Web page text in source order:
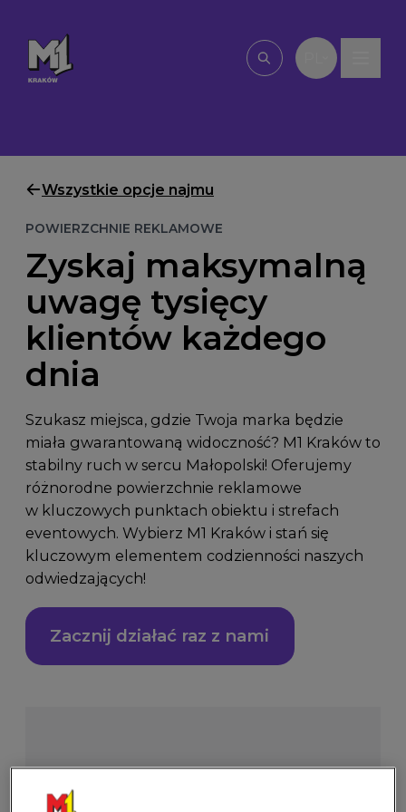
Wpisz, czego
Wszystkie opcje najmu
POWIERZCHNIE REKLAMOWE
Zyskaj maksymalną
uwagę tysięcy
klientów każdego
dnia
Szukasz miejsca, gdzie Twoja marka będzie
miała gwarantowaną widoczność? M1 Kraków to
stabilny ruch w sercu Małopolski! Oferujemy
różnorodne powierzchnie reklamowe
w kluczowych punktach obiektu i strefach
eventowych. Wybierz M1 Kraków i stań się
kluczowym elementem codzienności naszych
odwiedzających!
Zacznij działać raz z nami